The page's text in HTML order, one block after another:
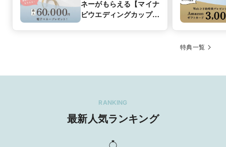
ネーがもらえる【マイナ
ビウエディングカップル
特典一覧
RANKING
最新人気ランキング